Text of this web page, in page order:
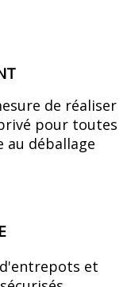
de réaliser
pour toutes
au déballage
d'entrepots et